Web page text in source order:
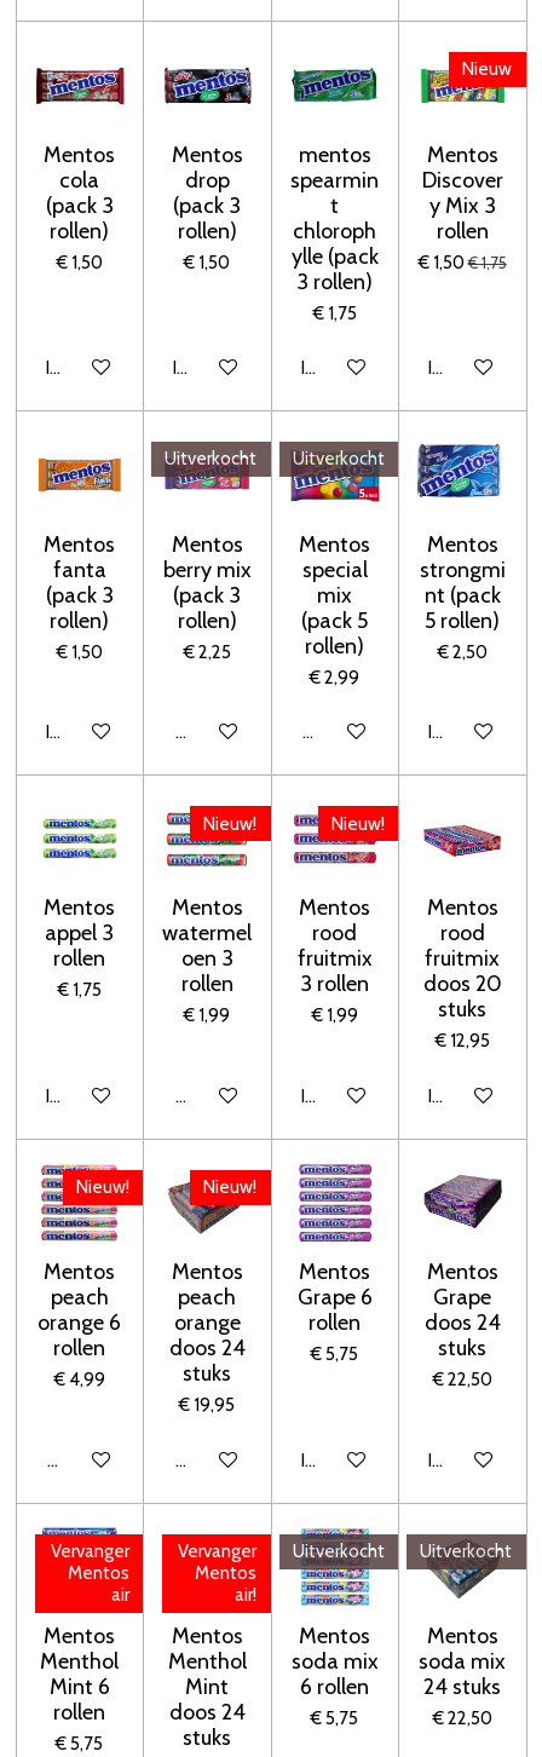
Mentos
cola
(pack 3
rollen)
€ 1,50
In winkelwagen
Mentos
drop
(pack 3
rollen)
€ 1,50
In winkelwagen
mentos
spearmin
t
chloroph
ylle (pack
3 rollen)
€ 1,75
In winkelwagen
Nieuw
Mentos
Discover
y Mix 3
rollen
€ 1,50 € 1,75
In
Mentos
fanta
(pack 3
rollen)
€ 1,50
In winkelwagen
Uitverkocht
Mentos
berry mix
(pack 3
rollen)
€ 2,25
Houd mij op de hoogte
Uitverkocht
Mentos
special
mix
(pack 5
rollen)
€ 2,99
Houd mij op de hoogte
Mentos
strongmi
nt (pack
5 rollen)
€ 2,50
In
Mentos
appel 3
rollen
€ 1,75
In winkelwagen
Nieuw!
Mentos
watermel
oen 3
rollen
€ 1,99
Houd mij op de hoogte
Nieuw!
Mentos
rood
fruitmix
3 rollen
€ 1,99
In winkelwagen
Mentos
rood
fruitmix
doos 20
stuks
€ 12,95
In
Nieuw!
Mentos
peach
orange 6
rollen
€ 4,99
Houd mij op de hoogte
Nieuw!
Mentos
peach
orange
doos 24
stuks
€ 19,95
Houd mij op de hoogte
Mentos
Grape 6
rollen
€ 5,75
In winkelwagen
Mentos
Grape
doos 24
stuks
€ 22,50
In
Vervanger
Mentos
air
Mentos
Menthol
Mint 6
rollen
€ 5,75
Vervanger
Mentos
air!
Mentos
Menthol
Mint
doos 24
stuks
Uitverkocht
Mentos
soda mix
6 rollen
€ 5,75
Uitverkocht
Mentos
soda mix
24 stuks
€ 22,50